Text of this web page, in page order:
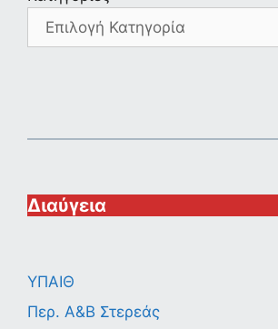
Διαύγεια
ΥΠΑΙΘ
Περ. A&B Στερεάς